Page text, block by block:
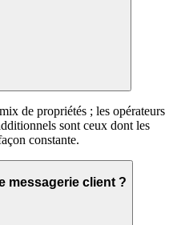
de propriétés ; les opérateurs
sont ceux dont les
constante.
messagerie client ?